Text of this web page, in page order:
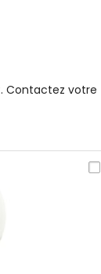
Contactez votre